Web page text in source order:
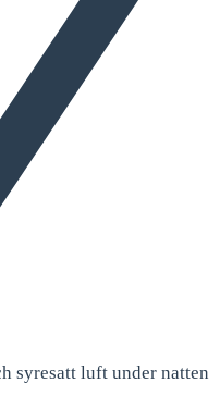
syresatt luft under natten